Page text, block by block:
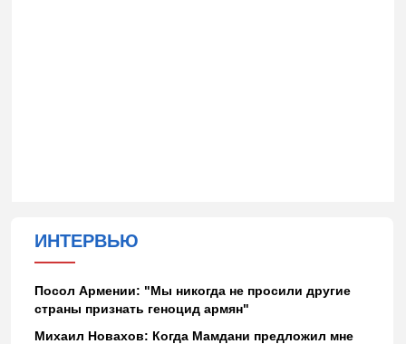
ИНТЕРВЬЮ
Посол Армении: "Мы никогда не просили другие
страны признать геноцид армян"
Михаил Новахов: Когда Мамдани предложил мне